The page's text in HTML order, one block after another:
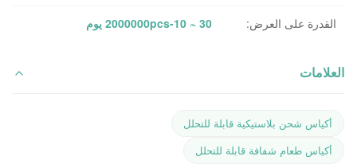
القدرة على العرض: 2000000pcs-10 ~ 30 يوم
العلامات
أكياس شحن بلاستيكية قابلة للتحلل
أكياس طعام شفافة قابلة للتحلل